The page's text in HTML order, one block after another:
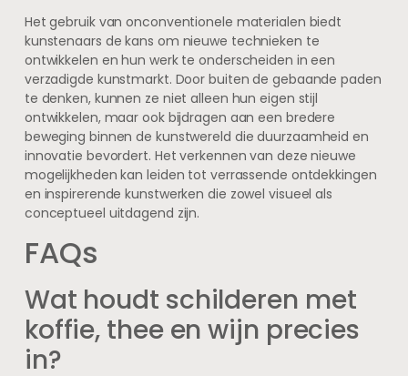
Het gebruik van onconventionele materialen biedt
kunstenaars de kans om nieuwe technieken te
ontwikkelen en hun werk te onderscheiden in een
verzadigde kunstmarkt. Door buiten de gebaande paden
te denken, kunnen ze niet alleen hun eigen stijl
ontwikkelen, maar ook bijdragen aan een bredere
beweging binnen de kunstwereld die duurzaamheid en
innovatie bevordert. Het verkennen van deze nieuwe
mogelijkheden kan leiden tot verrassende ontdekkingen
en inspirerende kunstwerken die zowel visueel als
conceptueel uitdagend zijn.
FAQs
Wat houdt schilderen met
koffie, thee en wijn precies
in?